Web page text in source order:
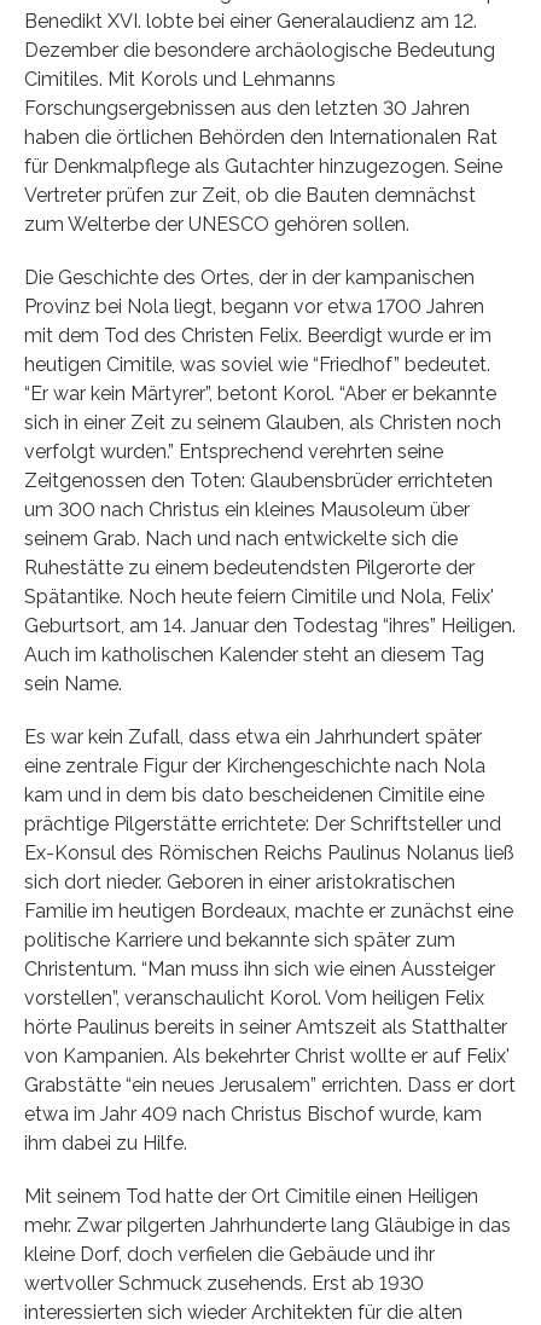
Benedikt XVI. lobte bei einer Generalaudienz am 12.
Dezember die besondere archäologische Bedeutung
Cimitiles. Mit Korols und Lehmanns
Forschungsergebnissen aus den letzten 30 Jahren
haben die örtlichen Behörden den Internationalen Rat
für Denkmalpflege als Gutachter hinzugezogen. Seine
Vertreter prüfen zur Zeit, ob die Bauten demnächst
zum Welterbe der UNESCO gehören sollen.
Die Geschichte des Ortes, der in der kampanischen
Provinz bei Nola liegt, begann vor etwa 1700 Jahren
mit dem Tod des Christen Felix. Beerdigt wurde er im
heutigen Cimitile, was soviel wie “Friedhof” bedeutet.
“Er war kein Märtyrer”, betont Korol. “Aber er bekannte
sich in einer Zeit zu seinem Glauben, als Christen noch
verfolgt wurden.” Entsprechend verehrten seine
Zeitgenossen den Toten: Glaubensbrüder errichteten
um 300 nach Christus ein kleines Mausoleum über
seinem Grab. Nach und nach entwickelte sich die
Ruhestätte zu einem bedeutendsten Pilgerorte der
Spätantike. Noch heute feiern Cimitile und Nola, Felix'
Geburtsort, am 14. Januar den Todestag “ihres” Heiligen.
Auch im katholischen Kalender steht an diesem Tag
sein Name.
Es war kein Zufall, dass etwa ein Jahrhundert später
eine zentrale Figur der Kirchengeschichte nach Nola
kam und in dem bis dato bescheidenen Cimitile eine
prächtige Pilgerstätte errichtete: Der Schriftsteller und
Ex-Konsul des Römischen Reichs Paulinus Nolanus ließ
sich dort nieder. Geboren in einer aristokratischen
Familie im heutigen Bordeaux, machte er zunächst eine
politische Karriere und bekannte sich später zum
Christentum. “Man muss ihn sich wie einen Aussteiger
vorstellen”, veranschaulicht Korol. Vom heiligen Felix
hörte Paulinus bereits in seiner Amtszeit als Statthalter
von Kampanien. Als bekehrter Christ wollte er auf Felix'
Grabstätte “ein neues Jerusalem” errichten. Dass er dort
etwa im Jahr 409 nach Christus Bischof wurde, kam
ihm dabei zu Hilfe.
Mit seinem Tod hatte der Ort Cimitile einen Heiligen
mehr. Zwar pilgerten Jahrhunderte lang Gläubige in das
kleine Dorf, doch verfielen die Gebäude und ihr
wertvoller Schmuck zusehends. Erst ab 1930
interessierten sich wieder Architekten für die alten